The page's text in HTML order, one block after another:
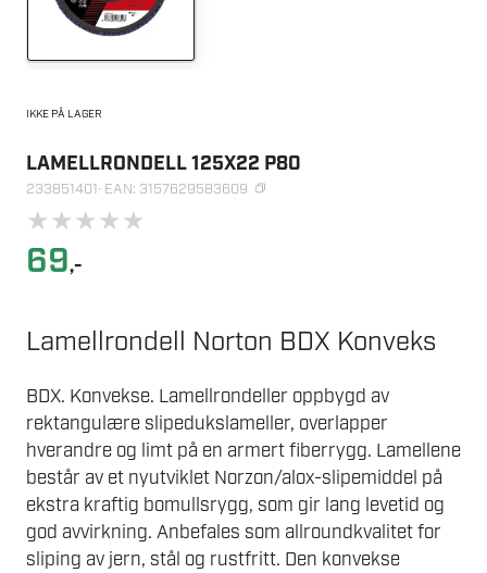
IKKE PÅ LAGER
LAMELLRONDELL 125X22 P80
233851401· EAN: 3157629583609
★★★★★
69,-
Lamellrondell Norton BDX Konveks
BDX. Konvekse. Lamellrondeller oppbygd av
rektangulære slipedukslameller, overlapper
hverandre og limt på en armert fiberrygg. Lamellene
består av et nyutviklet Norzon/alox-slipemiddel på
ekstra kraftig bomullsrygg, som gir lang levetid og
god avvirkning. Anbefales som allroundkvalitet for
sliping av jern, stål og rustfritt. Den konvekse